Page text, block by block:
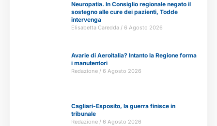
Neuropatia. In Consiglio regionale negato il
sostegno alle cure dei pazienti, Todde
intervenga
Elisabetta Caredda 6 Agosto 2026
Avarie di Aeroitalia? Intanto la Regione forma
i manutentori
Redazione 6 Agosto 2026
Cagliari-Esposito, la guerra finisce in
tribunale
Redazione 6 Agosto 2026